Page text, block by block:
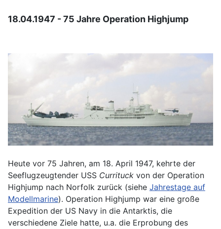
18.04.1947 - 75 Jahre Operation Highjump
Heute vor 75 Jahren, am 18. April 1947, kehrte der
Seeflugzeugtender USS Currituck von der Operation
Highjump nach Norfolk zurück (siehe Jahrestage auf
Modellmarine). Operation Highjump war eine große
Expedition der US Navy in die Antarktis, die
verschiedene Ziele hatte, u.a. die Erprobung des